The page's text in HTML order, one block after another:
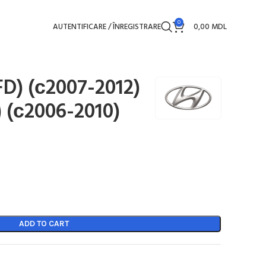
AUTENTIFICARE / ÎNREGISTRARE 0 0,00 MDL
(с2007-2012)
(с2006-2010)
ADD TO CART